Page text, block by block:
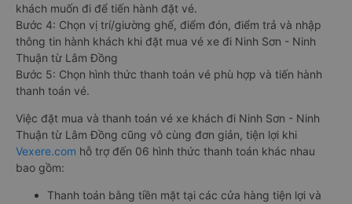
khách muốn đi để tiến hành đặt vé.
Bước 4: Chọn vị trí/giường ghế, điểm đón, điểm trả và nhập
thông tin hành khách khi đặt mua vé xe đi Ninh Sơn - Ninh
Thuận từ Lâm Đồng
Bước 5: Chọn hình thức thanh toán vé phù hợp và tiến hành
thanh toán vé.
Việc đặt mua và thanh toán vé xe khách đi Ninh Sơn - Ninh
Thuận từ Lâm Đồng cũng vô cùng đơn giản, tiện lợi khi
Vexere.com hỗ trợ đến 06 hình thức thanh toán khác nhau
bao gồm:
Thanh toán bằng tiền mặt tại các cửa hàng tiện lợi và